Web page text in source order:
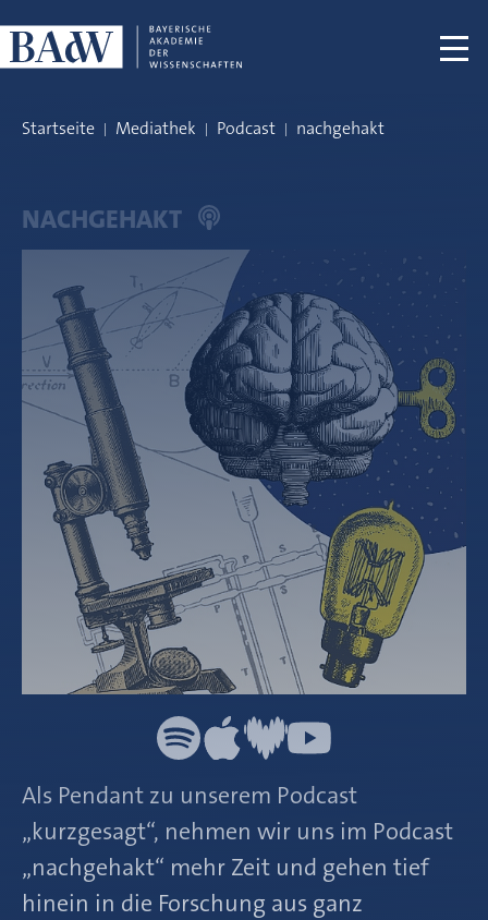
Startseite Mediathek Podcast nachgehakt
NACHGEHAKT
Als Pendant zu unserem Podcast
„kurzgesagt“, nehmen wir uns im Podcast
„nachgehakt“ mehr Zeit und gehen tief
hinein in die Forschung aus ganz